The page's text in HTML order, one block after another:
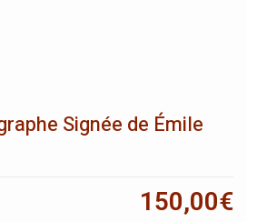
Signée de Émile
150,00€